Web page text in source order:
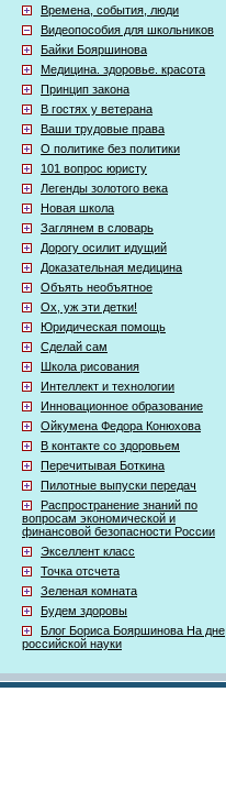
Времена, события, люди
Видеопособия для школьников
Байки Бояршинова
Медицина. здоровье. красота
Принцип закона
В гостях у ветерана
Ваши трудовые права
О политике без политики
101 вопрос юристу
Легенды золотого века
Новая школа
Заглянем в словарь
Дорогу осилит идущий
Доказательная медицина
Объять необъятное
Ох, уж эти детки!
Юридическая помощь
Сделай сам
Школа рисования
Интеллект и технологии
Инновационное образование
Ойкумена Федора Конюхова
В контакте со здоровьем
Перечитывая Боткина
Пилотные выпуски передач
Распространение знаний по
вопросам экономической и
финансовой безопасности России
Экселлент класс
Точка отсчета
Зеленая комната
Будем здоровы
Блог Бориса Бояршинова На дне
российской науки